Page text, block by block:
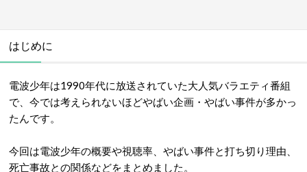
はじめに
電波少年は1990年代に放送されていた大人気バラエティ番組
で、今では考えられないほどやばい企画・やばい事件が多かっ
たんです。
今回は電波少年の概要や視聴率、やばい事件と打ち切り理由、
死亡事故との関係などをまとめました。